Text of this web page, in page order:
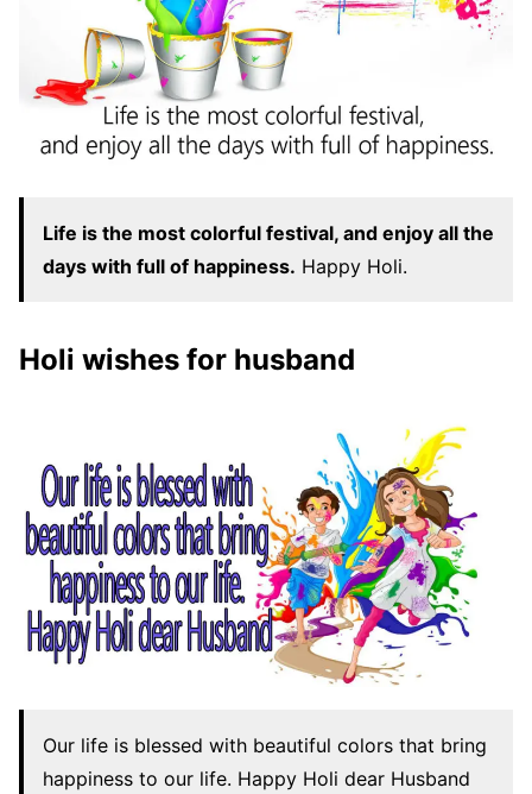
Life is the most colorful festival, and enjoy all the
days with full of happiness. Happy Holi.
Holi wishes for husband
Our life is blessed with beautiful colors that bring
happiness to our life. Happy Holi dear Husband